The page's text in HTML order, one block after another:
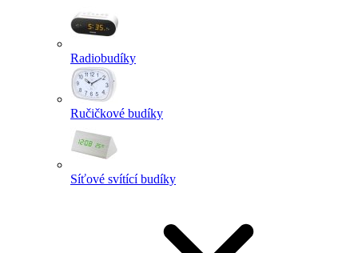
Radiobudíky
Ručičkové budíky
Síťové svítící budíky